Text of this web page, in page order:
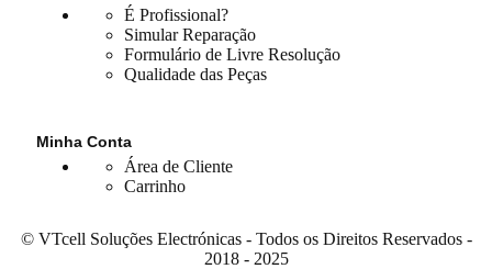
É Profissional?
Simular Reparação
Formulário de Livre Resolução
Qualidade das Peças
Minha Conta
Área de Cliente
Carrinho
© VTcell Soluções Electrónicas - Todos os Direitos Reservados -
2018 - 2025